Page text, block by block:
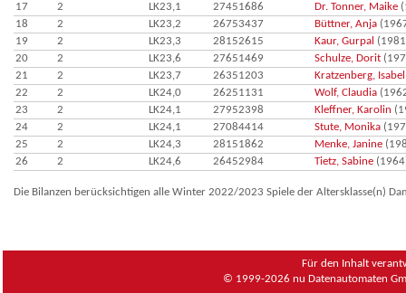
17
2 LK23,1 27451686 Dr. Tonner, Maike
18
2 LK23,2 26753437 Büttner, Anja
19
2 LK23,3 28152615 Kaur, Gurpal
20
2 LK23,6 27651469 Schulze, Dorit
21
2 LK23,7 26351203 Kratzenberg, Isabel
22
2 LK24,0 26251131 Wolf, Claudia
23
2 LK24,1 27952398 Kleffner, Karolin
24
2 LK24,1 27084414 Stute, Monika
25
2 LK24,3 28151862 Menke, Janine
26
2 LK24,6 26452984 Tietz, Sabine
Die Bilanzen berücksichtigen alle Winter 2022/2023 Spiele der Altersklasse(n)
Für den Inhalt
© 1999-2026 nu Datenautomaten